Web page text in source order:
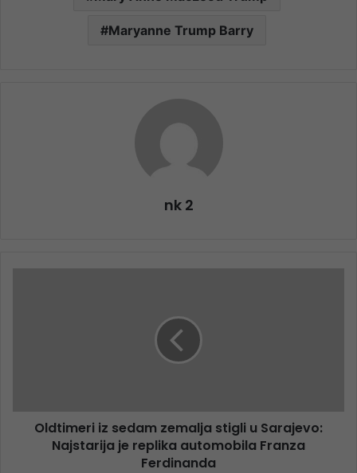
Maryanne Trump Barry
nk 2
Oldtimeri iz sedam zemalja stigli u Sarajevo:
Najstarija je replika automobila Franza
Ferdinanda